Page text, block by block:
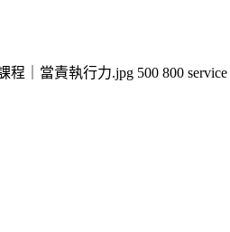
程｜當責執行力.jpg 500 800 service